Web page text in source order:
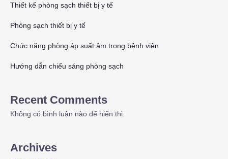
Thiết kế phòng sạch thiết bị y tế
Phòng sạch thiết bị y tế
Chức năng phòng áp suất âm trong bệnh viện
Hướng dẫn chiếu sáng phòng sạch
Recent Comments
Không có bình luận nào để hiển thị.
Archives